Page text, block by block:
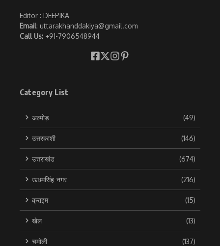
Editor : DEEPIKA
Email: uttarakhanddakiya@gmail.com
Call Us: +91-7906548944
Category List
अल्मोड़ (49)
उत्तरकाशी (146)
उत्तराखंड (674)
ऊधमसिंह-नगर (216)
क्राइम (15)
खेल (13)
चमोली (137)